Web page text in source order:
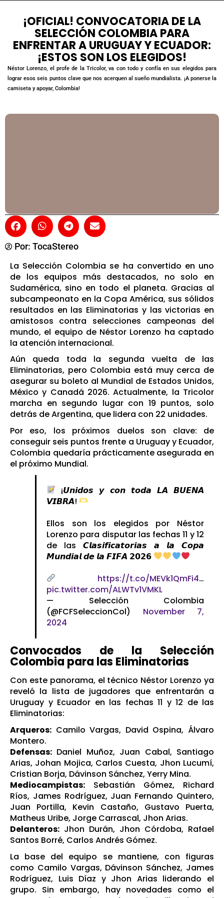
¡OFICIAL! CONVOCATORIA DE LA
SELECCIÓN COLOMBIA PARA
ENFRENTAR A URUGUAY Y ECUADOR:
¡ESTOS SON LOS ELEGIDOS!
Néstor Lorenzo, el profe de la Tricolor, va con todo y confía en sus elegidos para
lograr esos seis puntos clave que nos acerquen al sueño mundialista. ¡A ponerse la
camiseta y apoyar, Colombia!
Por: TocaStereo
La Selección Colombia se ha convertido en uno
de los equipos más destacados, no solo en
Sudamérica, sino en todo el planeta. Gracias al
subcampeonato en la Copa América, sus sólidos
resultados en las Eliminatorias y las victorias en
amistosos contra selecciones campeonas del
mundo, el equipo de Néstor Lorenzo ha captado
la atención internacional.
Aún queda toda la segunda vuelta de las
Eliminatorias, pero Colombia está muy cerca de
asegurar su boleto al Mundial de Estados Unidos,
México y Canadá 2026. Actualmente, la Tricolor
marcha en segundo lugar con 19 puntos, solo
detrás de Argentina, que lidera con 22 unidades.
Por eso, los próximos duelos son clave: de
conseguir seis puntos frente a Uruguay y Ecuador,
Colombia quedaría prácticamente asegurada en
el próximo Mundial.
¡𝙐𝙣𝙞𝙙𝙤𝙨 𝙮 𝙘𝙤𝙣 𝙩𝙤𝙙𝙖 𝙇𝘼 𝘽𝙐𝙀𝙉𝘼
𝙑𝙄𝘽𝙍𝘼!
Ellos son los elegidos por Néstor
Lorenzo para disputar las fechas 11 y 12
de las 𝘾𝙡𝙖𝙨𝙞𝙛𝙞𝙘𝙖𝙩𝙤𝙧𝙞𝙖𝙨 𝙖 𝙡𝙖 𝘾𝙤𝙥𝙖
𝙈𝙪𝙣𝙙𝙞𝙖𝙡 𝙙𝙚 𝙡𝙖 𝙁𝙄𝙁𝘼 𝟮𝟬𝟮𝟲
https://t.co/MEVk1QmFi4…
pic.twitter.com/ALWTv1VMKL
— Selección Colombia
(@FCFSeleccionCol) November 7,
2024
Convocados de la Selección
Colombia para las Eliminatorias
Con este panorama, el técnico Néstor Lorenzo ya
reveló la lista de jugadores que enfrentarán a
Uruguay y Ecuador en las fechas 11 y 12 de las
Eliminatorias:
Arqueros: Camilo Vargas, David Ospina, Álvaro
Montero.
Defensas: Daniel Muñoz, Juan Cabal, Santiago
Arias, Johan Mojica, Carlos Cuesta, Jhon Lucumí,
Cristian Borja, Dávinson Sánchez, Yerry Mina.
Mediocampistas: Sebastián Gómez, Richard
Ríos, James Rodríguez, Juan Fernando Quintero,
Juan Portilla, Kevin Castaño, Gustavo Puerta,
Matheus Uribe, Jorge Carrascal, Jhon Arias.
Delanteros: Jhon Durán, Jhon Córdoba, Rafael
Santos Borré, Carlos Andrés Gómez.
La base del equipo se mantiene, con figuras
como Camilo Vargas, Dávinson Sánchez, James
Rodríguez, Luis Díaz y Jhon Arias liderando el
grupo. Sin embargo, hay novedades como el